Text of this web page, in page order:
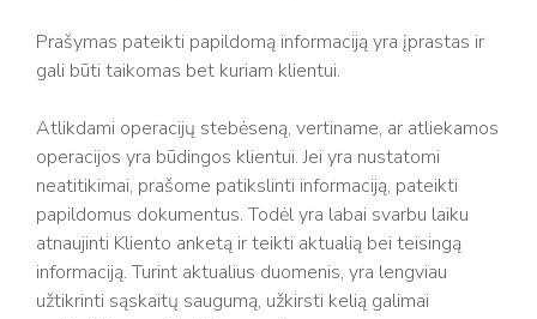
Prašymas pateikti papildomą informaciją yra įprastas ir
gali būti taikomas bet kuriam klientui.
Atlikdami operacijų stebėseną, vertiname, ar atliekamos
operacijos yra būdingos klientui. Jei yra nustatomi
neatitikimai, prašome patikslinti informaciją, pateikti
papildomus dokumentus. Todėl yra labai svarbu laiku
atnaujinti Kliento anketą ir teikti aktualią bei teisingą
informaciją. Turint aktualius duomenis, yra lengviau
užtikrinti sąskaitų saugumą, užkirsti kelią galimai